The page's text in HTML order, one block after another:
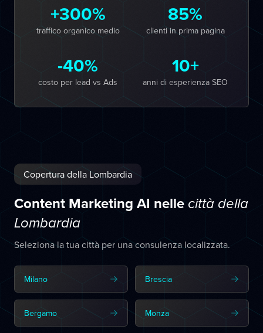
+300%
traffico organico medio
85%
clienti in prima pagina
-40%
costo per lead vs Ads
10+
anni di esperienza SEO
Copertura della Lombardia
Content Marketing AI nelle città della
Lombardia
Seleziona la tua città per una consulenza localizzata.
Milano Brescia
Bergamo Monza